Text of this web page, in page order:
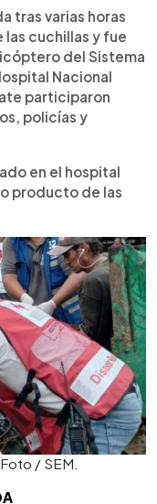
tras varias horas
las cuchillas y fue
del Sistema
Nacional
participaron
policías y
en el hospital
producto de las
/ SEM.